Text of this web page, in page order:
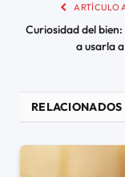
ARTÍCULO
Curiosidad del
a usarla
RELACIONADOS